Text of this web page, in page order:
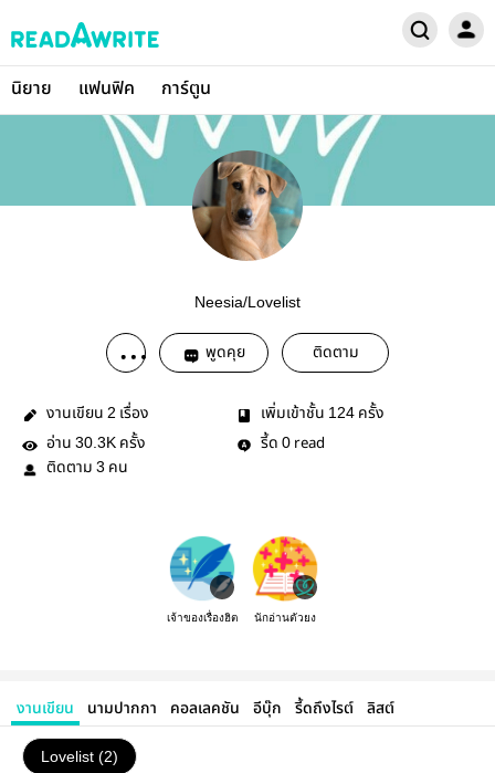
นิยาย แฟนฟิค การ์ตูน
Neesia/Lovelist
พูดคุย ติดตาม
งานเขียน 2 เรื่อง เพิ่มเข้าชั้น 124 ครั้ง
อ่าน 30.3K ครั้ง รี้ด 0 read
ติดตาม 3 คน
เจ้าของเรื่องฮิต นักอ่านตัวยง
งานเขียน นามปากกา คอลเลคชัน อีบุ๊ก รี้ดถึงไรต์ ลิสต์
Lovelist (2)